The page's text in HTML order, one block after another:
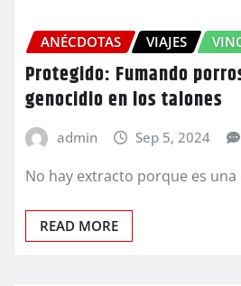
ANÉCDOTAS VIAJES
Protegido: Fumando
genocidio en los talones
admin Sep 5, 2024
No hay extracto porque es
READ MORE